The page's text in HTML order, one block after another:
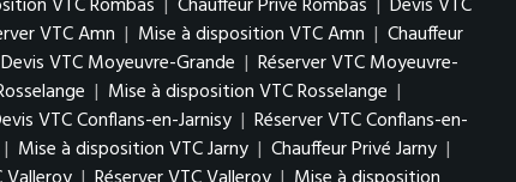
VTC Amn | Mise à disposition VTC Amn | Chauffeur
Devis VTC Moyeuvre-Grande | Réserver VTC Moyeuvre-
| Mise à disposition VTC Rosselange |
VTC Conflans-en-Jarnisy | Réserver VTC Conflans-en-
| Mise à disposition VTC Jarny | Chauffeur Privé Jarny |